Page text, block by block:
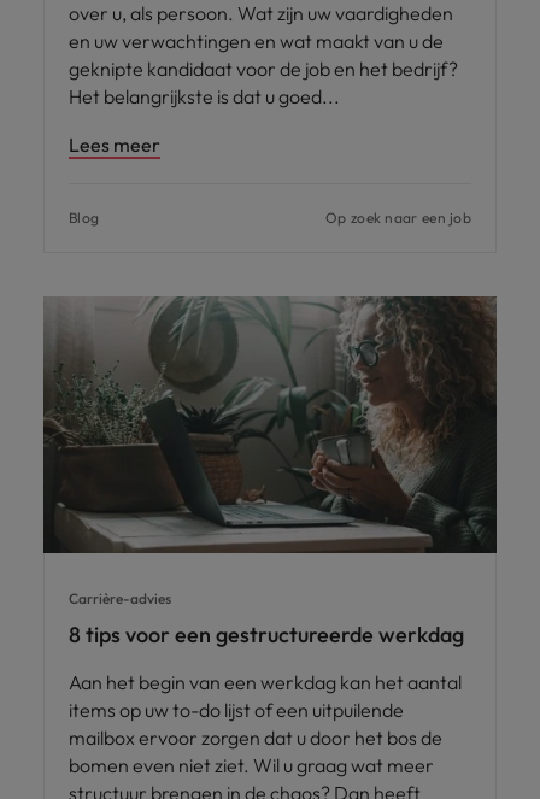
over u, als persoon. Wat zijn uw vaardigheden
en uw verwachtingen en wat maakt van u de
geknipte kandidaat voor de job en het bedrijf?
Het belangrijkste is dat u goed
Lees meer
Blog Op zoek naar een job
Carrière-advies
8 tips voor een gestructureerde werkdag
Aan het begin van een werkdag kan het aantal
items op uw to-do lijst of een uitpuilende
mailbox ervoor zorgen dat u door het bos de
bomen even niet ziet. Wil u graag wat meer
structuur brengen in de chaos? Dan heeft